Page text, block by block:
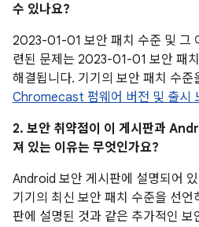
수 있나요?
2023-01-01 보안 패치 수준 및 그
련된 문제는 2023-01-01 보안 패
해결됩니다. 기기의 보안 패치 수준
Chromecast 펌웨어 버전 및 출시
2. 보안 취약점이 이 게시판과
져 있는 이유는 무엇인가요?
Android 보안 게시판에 설명되어
기기의 최신 보안 패치 수준을 선언
판에 설명된 것과 같은 추가적인